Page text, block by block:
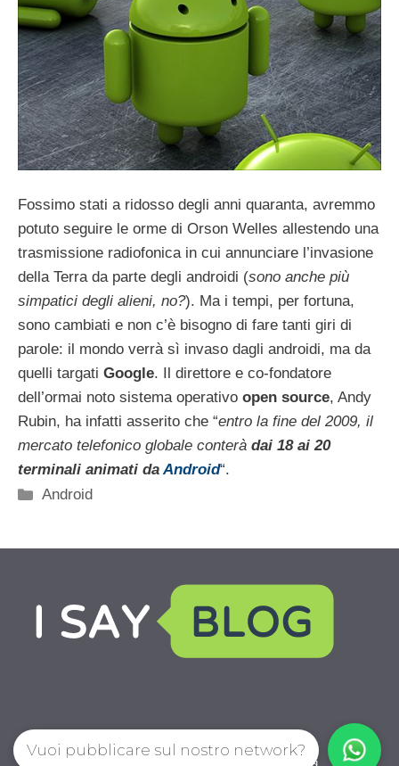
Fossimo stati a ridosso degli anni quaranta, avremmo
potuto seguire le orme di Orson Welles allestendo una
trasmissione radiofonica in cui annunciare l’invasione
della Terra da parte degli androidi (sono anche più
simpatici degli alieni, no?). Ma i tempi, per fortuna,
sono cambiati e non c’è bisogno di fare tanti giri di
parole: il mondo verrà sì invaso dagli androidi, ma da
quelli targati Google. Il direttore e co-fondatore
dell’ormai noto sistema operativo open source, Andy
Rubin, ha infatti asserito che “entro la fine del 2009, il
mercato telefonico globale conterà dai 18 ai 20
terminali animati daAndroid“.
Categorie
Android
Vuoi pubblicare sul nostro network?